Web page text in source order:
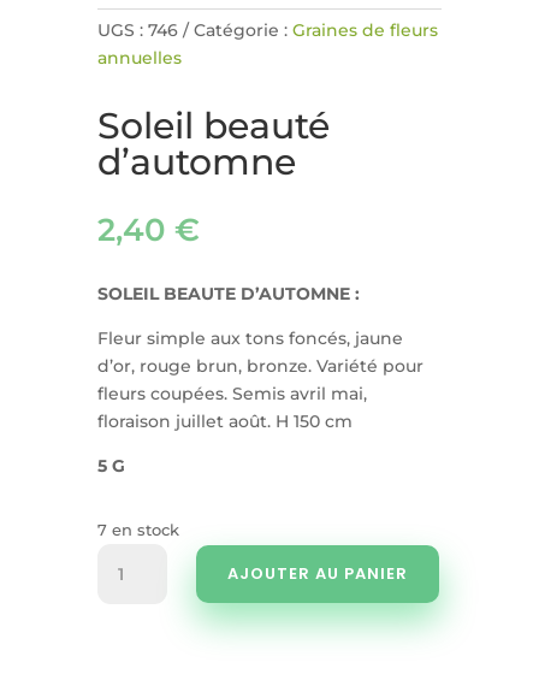
UGS : 746 Catégorie : Graines de fleurs
annuelles
Soleil beauté
d’automne
2,40 €
SOLEIL BEAUTE D’AUTOMNE :
Fleur simple aux tons foncés, jaune
d’or, rouge brun, bronze. Variété pour
fleurs coupées. Semis avril mai,
floraison juillet août. H 150 cm
5 G
7 en stock
AJOUTER AU PANIER